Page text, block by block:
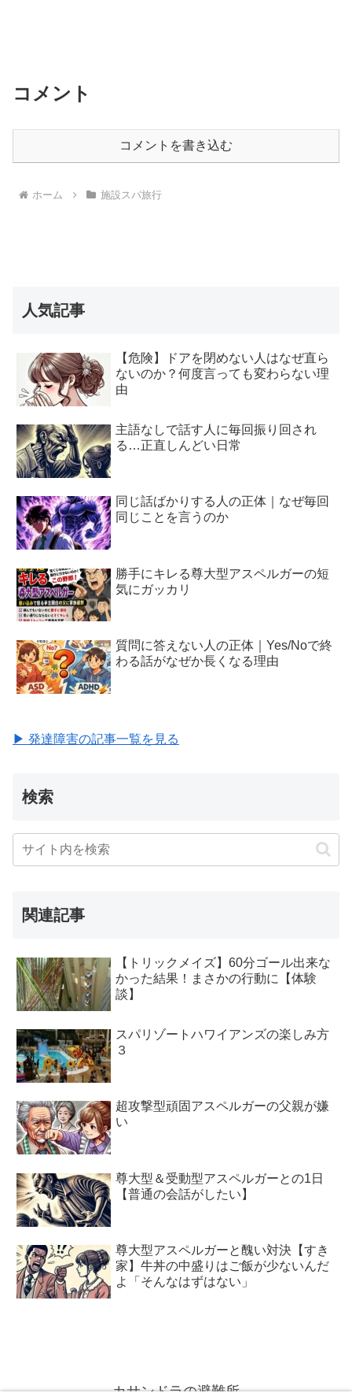
コメント
コメントを書き込む
ホーム 施設スパ旅行
人気記事
【危険】ドアを閉めない人はなぜ直ら
ないのか？何度言っても変わらない理
由
主語なしで話す人に毎回振り回され
る…正直しんどい日常
同じ話ばかりする人の正体｜なぜ毎回
同じことを言うのか
勝手にキレる尊大型アスペルガーの短
気にガッカリ
質問に答えない人の正体｜Yes/Noで終
わる話がなぜか長くなる理由
▶ 発達障害の記事一覧を見る
検索
関連記事
【トリックメイズ】60分ゴール出来な
かった結果！まさかの行動に【体験
談】
スパリゾートハワイアンズの楽しみ方
３
超攻撃型頑固アスペルガーの父親が嫌
い
尊大型＆受動型アスペルガーとの1日
【普通の会話がしたい】
尊大型アスペルガーと醜い対決【すき
家】牛丼の中盛りはご飯が少ないんだ
よ「そんなはずはない」